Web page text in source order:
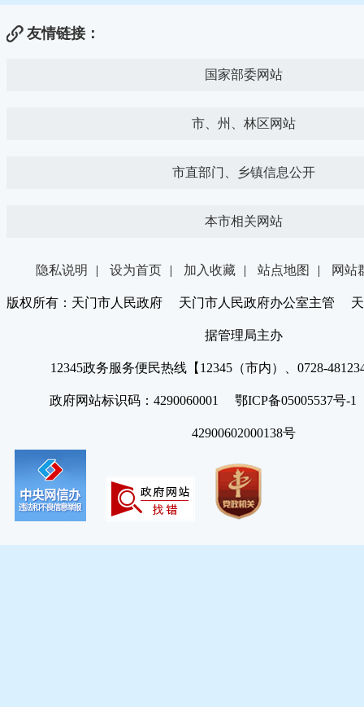
友情链接：
国家部委网站
市、州、林区网站
市直部门、乡镇信息公开
本市相关网站
隐私说明 | 设为首页 | 加入收藏 | 站点地图 | 网站
版权所有：天门市人民政府 天门市人民政府办公室主管 天
据管理局主办
12345政务服务便民热线【12345（市内）、0728-
政府网站标识码：4290060001 鄂ICP备05005537号
42900602000138号